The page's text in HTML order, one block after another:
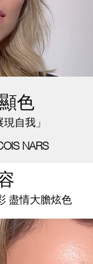
色
自我」
NARS
盡情大膽炫色